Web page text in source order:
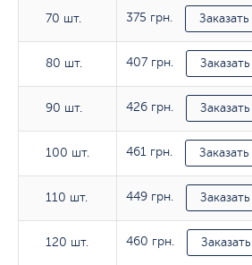
70 шт.
80 шт.
90 шт.
100 шт.
110 шт.
120 шт.
70 шт. 375 грн. Заказать
80 шт. 407 грн. Заказать
90 шт. 426 грн. Заказать
100 шт. 461 грн. Заказать
110 шт. 449 грн. Заказать
120 шт. 460 грн. Заказать